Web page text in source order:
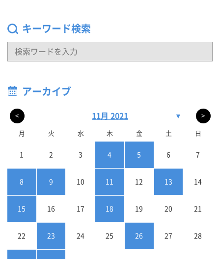
キーワード検索
アーカイブ
< 11月 2021 ▼ >
月 火 水 木 金 土 日
1 2 3 4 5 6 7
8 9 10 11 12 13 14
15 16 17 18 19 20 21
22 23 24 25 26 27 28